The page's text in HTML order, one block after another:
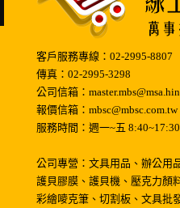
客戶服務專線：02-2995-8807
傳真：02-2995-3298
公司信箱：
報價信箱：mbsc@mbsc.com.tw
服務時間：週一~五
公司專營：文具用品、辦公用
護貝膠膜、護貝機、壓克力顏
彩繪嘜克筆、切割板、文具批